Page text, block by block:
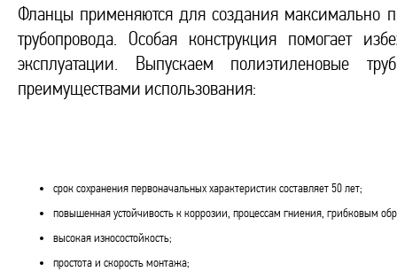
Фланцы применяются для создания максимально
трубопровода. Особая конструкция помогает
эксплуатации. Выпускаем полиэтиленовые
преимуществами использования:
срок сохранения первоначальных характеристик составляет 50 лет;
повышенная устойчивость к коррозии, процессам гниения, грибковым
высокая износостойкость;
простота и скорость монтажа;